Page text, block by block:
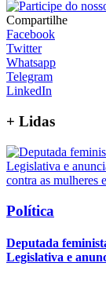
Compartilhe
Facebook
Twitter
Whatsapp
Telegram
LinkedIn
+ Lidas
Política
Deputada
Legislativa e